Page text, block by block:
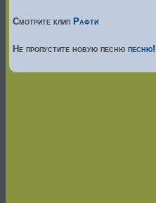
Смотрите клип Рафти
Не пропустите новую песню песню!